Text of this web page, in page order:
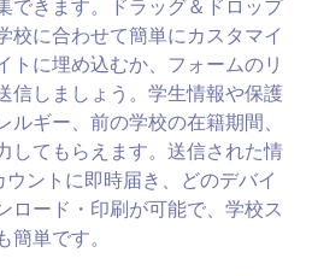
できます。ドラッグ＆ドロップ
校に合わせて簡単にカスタマイ
トに埋め込むか、フォームのリ
信しましょう。学生情報や保護
ギー、前の学校の在籍期間、
してもらえます。送信された情
ントに即時届き、どのデバイ
ロード・印刷が可能で、学校ス
単です。
ロードや印刷、保護者との
。 学年を問わず、この数学テ
、ドラッグ＆ドロップのフォ
、学校や教室に合わせて簡単
ます。あなたのロゴを追加し
ブルを使用したり、画像をア
たのクイズをより魅力的にす
マイズすることができます。
の統合機能では、あなたが既
ウントに直接テスト結果を